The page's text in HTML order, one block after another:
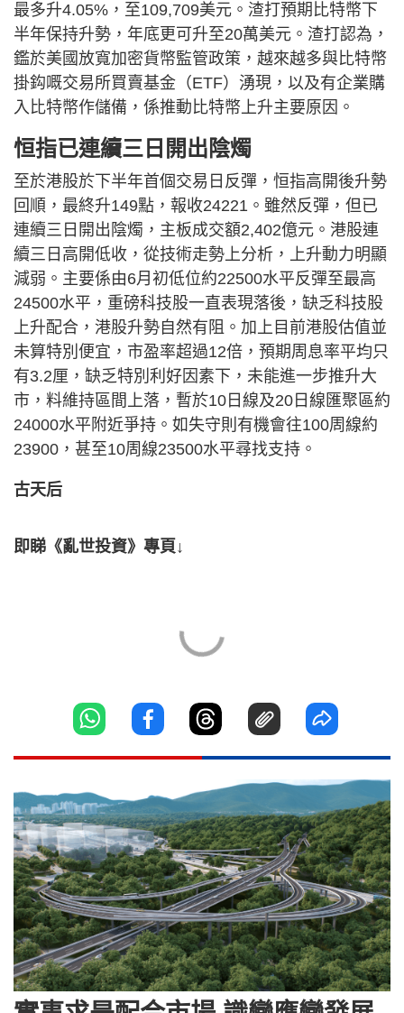
最多升4.05%，至109,709美元。渣打預期比特幣下
半年保持升勢，年底更可升至20萬美元。渣打認為，
鑑於美國放寬加密貨幣監管政策，越來越多與比特幣
掛鈎嘅交易所買賣基金（ETF）湧現，以及有企業購
入比特幣作儲備，係推動比特幣上升主要原因。
恒指已連續三日開出陰燭
至於港股於下半年首個交易日反彈，恒指高開後升勢
回順，最終升149點，報收24221。雖然反彈，但已
連續三日開出陰燭，主板成交額2,402億元。港股連
續三日高開低收，從技術走勢上分析，上升動力明顯
減弱。主要係由6月初低位約22500水平反彈至最高
24500水平，重磅科技股一直表現落後，缺乏科技股
上升配合，港股升勢自然有阻。加上目前港股估值並
未算特別便宜，市盈率超過12倍，預期周息率平均只
有3.2厘，缺乏特別利好因素下，未能進一步推升大
市，料維持區間上落，暫於10日線及20日線匯聚區約
24000水平附近爭持。如失守則有機會往100周線約
23900，甚至10周線23500水平尋找支持。
古天后
即睇《亂世投資》專頁↓